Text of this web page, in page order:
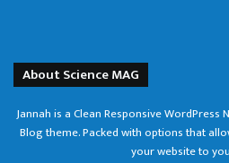
About Science MAG
Jannah is a Clean Responsive WordPress
Blog theme. Packed with options that
your website to